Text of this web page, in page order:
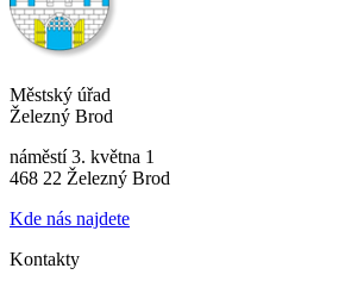
Městský úřad
Železný Brod
náměstí 3. května 1
468 22 Železný Brod
Kde nás najdete
Kontakty